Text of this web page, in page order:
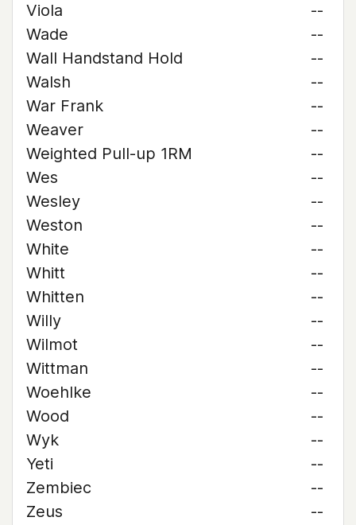
Viola
--
Wade
--
Wall Handstand Hold
--
Walsh
--
War Frank
--
Weaver
--
Weighted Pull-up 1RM
--
Wes
--
Wesley
--
Weston
--
White
--
Whitt
--
Whitten
--
Willy
--
Wilmot
--
Wittman
--
Woehlke
--
Wood
--
Wyk
--
Yeti
--
Zembiec
--
Zeus
--